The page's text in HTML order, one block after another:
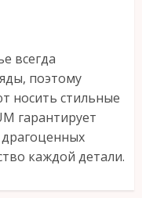
всегда
поэтому
носить стильные
гарантирует
каждой детали.